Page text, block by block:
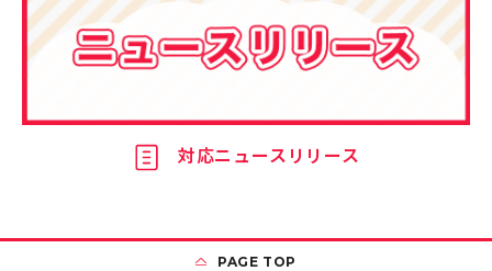
対応ニュースリリース
PAGE TOP